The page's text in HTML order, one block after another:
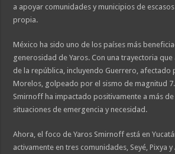
a apoyar comunidades y municipios de
propia.
México ha sido uno de los países más
generosidad de Yaros. Con una trayectoria
de la república, incluyendo Guerrero, afectado
Morelos, golpeado por el sismo de magnitud
Smirnoff ha impactado positivamente a más
situaciones de emergencia y necesidad.
Ahora, el foco de Yaros Smirnoff está en
activamente en tres comunidades, Seyé, Pixya